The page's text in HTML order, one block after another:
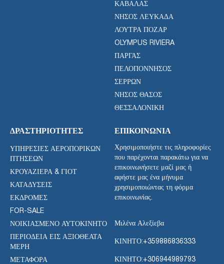
ΚΑΒΆΛΑΣ
ΝΉΣΟΣ ΛΕΥΚΆΔΑ
ΛΟΥΤΡΆ ΠΌΖΑΡ
OLYMPUS RIVIERA
ΠΆΡΓΑΣ
ΠΕΛΟΠΌΝΝΗΣΟΣ
ΣΕΡΡΏΝ
ΝΉΣΟΣ ΘΆΣΟΣ
ΘΕΣΣΑΛΟΝΊΚΗ
ΔΡΑΣΤΗΡΙΌΤΗΤΕΣ
ΥΠΗΡΕΣΊΕΣ ΑΕΡΟΠΟΡΙΚΏΝ
ΠΤΉΣΕΩΝ
ΚΡΟΥΑΖΙΈΡΑ & ΓΙΟΤ
ΚΑΤΑΔΎΣΕΙΣ
ΕΚΔΡΟΜΈΣ
FOR-SALE
ΝΟΙΚΙΑΣΜΈΝΟ ΑΥΤΟΚΊΝΗΤΟ
ΠΕΡΙΟΔΕΊΑ ΕΙΣ ΑΞΙΟΘΈΑΤΑ
ΜΈΡΗ
ΜΕΤΑΦΟΡΑ
ΕΠΙΚΟΙΝΩΝΊΑ
Χρησιμοποιήστε τις πληροφορίες
που παρέχονται παρακάτω για να
επικοινωνήσετε μαζί μας ή
αφήστε μας ένα μήνυμα
χρησιμοποιώντας τη φόρμα
επικοινωνίας.
Μιλένα Αλεξίεβα
ΚΙΝΗΤΟ:+359886836333
ΚΙΝΗΤΟ:+306944989793